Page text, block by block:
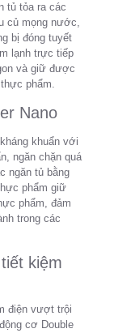
tủ tỏa ra các
củ mọng nước,
bị đóng tuyết
lạnh trực tiếp
và giữ được
phẩm.
Nano
khuẩn với
ngăn chặn quá
ngăn tủ bằng
phẩm giữ
phẩm, đảm
trong các
tiết kiệm
điện vượt trội
cơ Double